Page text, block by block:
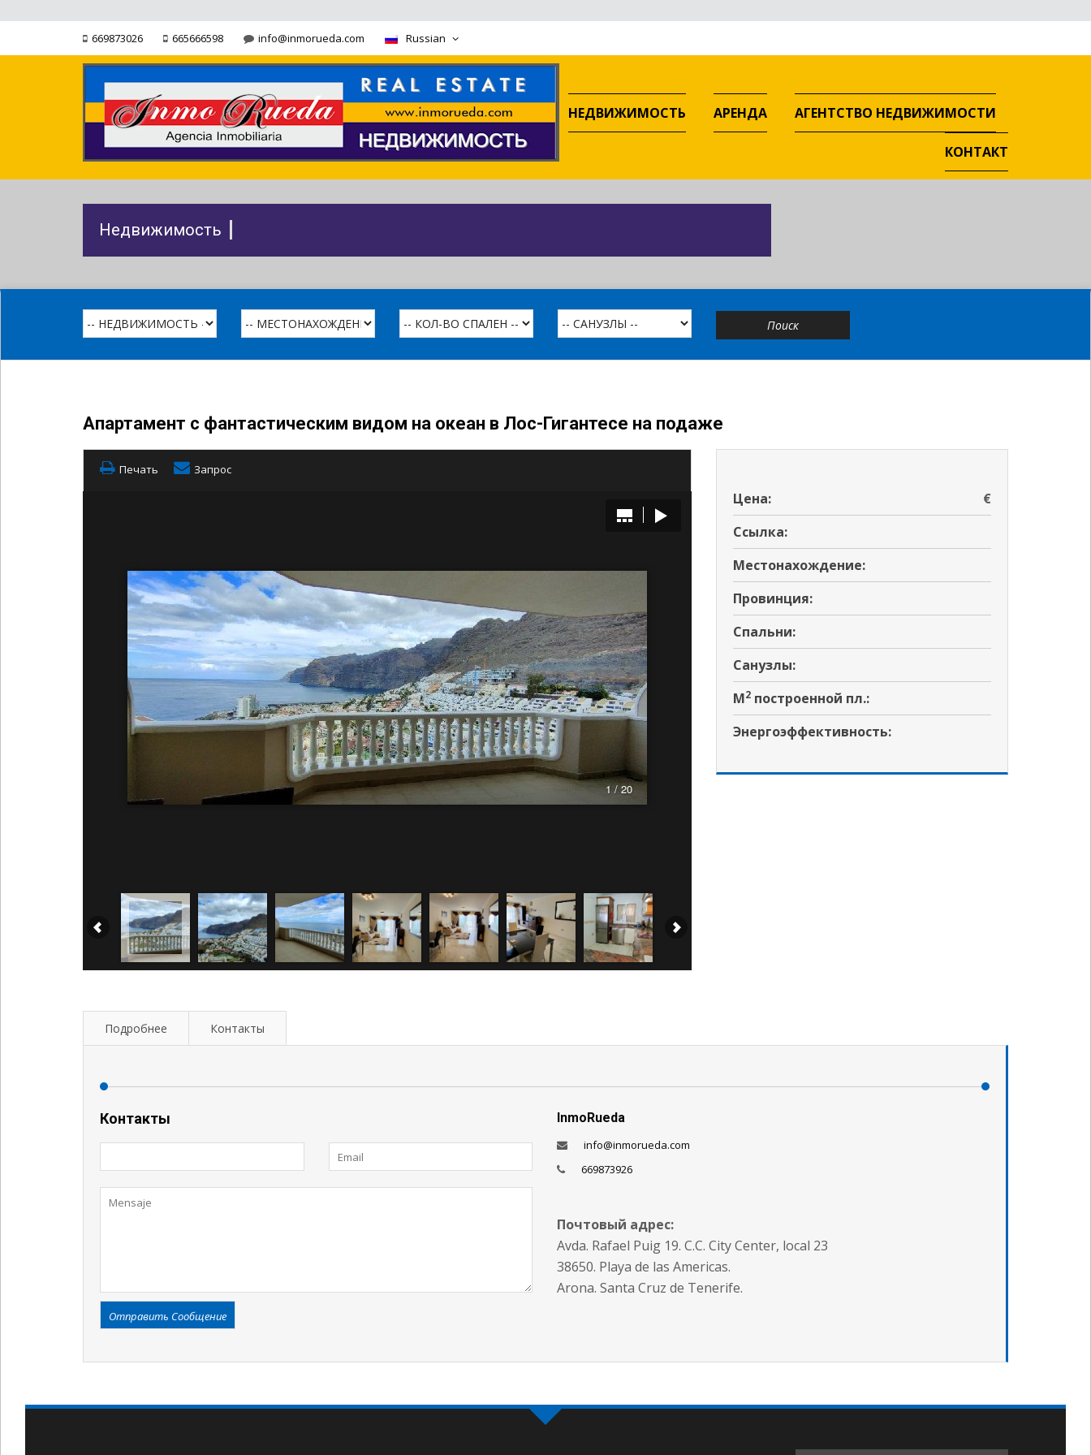
669873026 665666598 info@inmorueda.com Russian
НЕДВИЖИМОСТЬ АРЕНДА АГЕНТСТВО НЕДВИЖИМОСТИ
КОНТАКТ
Недвижимость
Апартамент с фантастическим видом на океан в Лос-Гигантесе на подаже
Печать Запрос
1 / 20
Цена:
€
Ссылка:
Местонахождение:
Провинция:
Спальни:
Санузлы:
M2 построенной пл.:
Энергоэффективность:
Подробнее Контакты
Контакты InmoRueda
info@inmorueda.com
669873926
Почтовый адрес:
Avda. Rafael Puig 19. C.C. City Center, local 23
38650. Playa de las Americas.
Arona. Santa Cruz de Tenerife.